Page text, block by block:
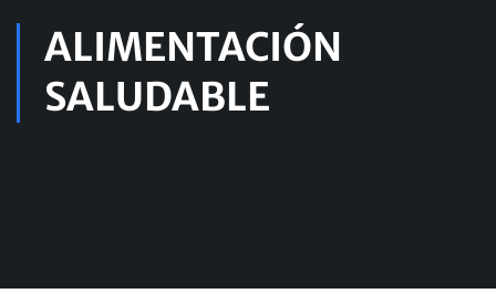
ALIMENTACIÓN
SALUDABLE